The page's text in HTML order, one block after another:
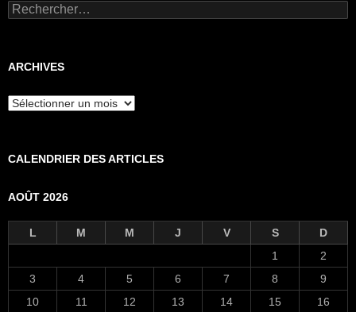
Rechercher :
ARCHIVES
Archives
CALENDRIER DES ARTICLES
AOÛT 2026
L M M J V S
D
1
2
3
4 5 6 7 8
9
10
11 12 13 14 15 16